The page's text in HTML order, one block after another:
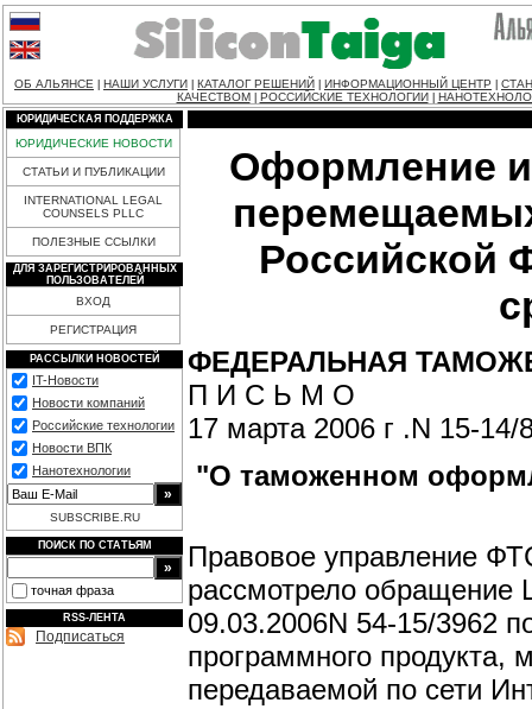
ОБ АЛЬЯНСЕ НАШИ УСЛУГИ КАТАЛОГ РЕШЕНИЙ ИНФОРМАЦИОННЫЙ ЦЕНТР
КАЧЕСТВОМ
РОССИЙСКИЕ ТЕХНОЛОГИИ
ЮРИДИЧЕСКАЯ ПОДДЕРЖКА
ЮРИДИЧЕСКИЕ НОВОСТИ
СТАТЬИ И ПУБЛИКАЦИИ
INTERNATIONAL LEGAL
COUNSELS PLLC
ПОЛЕЗНЫЕ ССЫЛКИ
ДЛЯ ЗАРЕГИСТРИРОВАННЫХ
ПОЛЬЗОВАТЕЛЕЙ
ВХОД
РЕГИСТРАЦИЯ
РАССЫЛКИ НОВОСТЕЙ
IT-Новости
Новости компаний
Российские технологии
Новости ВПК
Нанотехнологии
SUBSCRIBE.RU
ПОИСК ПО СТАТЬЯМ
точная фраза
RSS-ЛЕНТА
Подписаться
Оформление
Российской
ФЕДЕРАЛЬНАЯ
П И С Ь М О
17 марта 2006 г .N 15-14/
"О таможенном
Правовое управление
рассмотрело обращение
09.03.2006N 54-15/3962
программного продукта,
передаваемой по сети